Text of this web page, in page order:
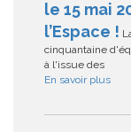
le 15 mai
l’Espace !
cinquantaine
à l'issue des
En savoir plus